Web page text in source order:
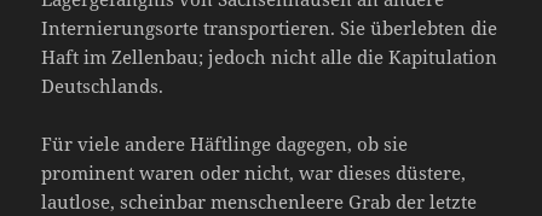
Internierungsorte transportieren. Sie überlebten die
Haft im Zellenbau; jedoch nicht alle die Kapitulation
Deutschlands.
Für viele andere Häftlinge dagegen, ob sie
prominent waren oder nicht, war dieses düstere,
lautlose, scheinbar menschenleere Grab der letzte